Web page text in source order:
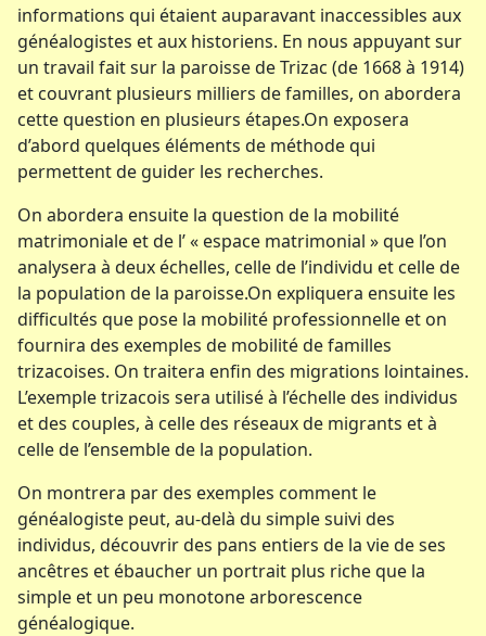
informations qui étaient auparavant inaccessibles aux
généalogistes et aux historiens. En nous appuyant sur
un travail fait sur la paroisse de Trizac (de 1668 à 1914)
et couvrant plusieurs milliers de familles, on abordera
cette question en plusieurs étapes.On exposera
d’abord quelques éléments de méthode qui
permettent de guider les recherches.
On abordera ensuite la question de la mobilité
matrimoniale et de l’ « espace matrimonial » que l’on
analysera à deux échelles, celle de l’individu et celle de
la population de la paroisse.On expliquera ensuite les
difficultés que pose la mobilité professionnelle et on
fournira des exemples de mobilité de familles
trizacoises. On traitera enfin des migrations lointaines.
L’exemple trizacois sera utilisé à l’échelle des individus
et des couples, à celle des réseaux de migrants et à
celle de l’ensemble de la population.
On montrera par des exemples comment le
généalogiste peut, au-delà du simple suivi des
individus, découvrir des pans entiers de la vie de ses
ancêtres et ébaucher un portrait plus riche que la
simple et un peu monotone arborescence
généalogique.